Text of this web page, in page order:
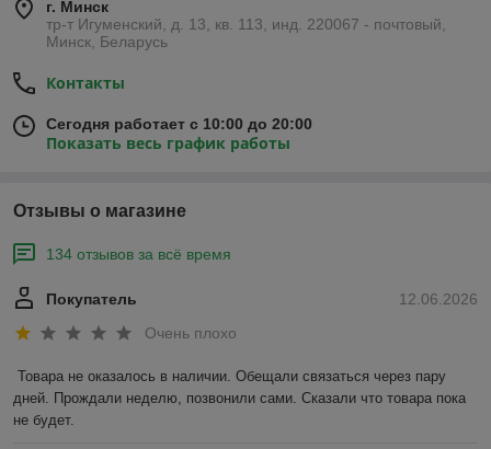
г. Минск
тр-т Игуменский, д. 13, кв. 113, инд. 220067 - почтовый,
Минск, Беларусь
Контакты
Сегодня работает с 10:00 до 20:00
Показать весь график работы
Отзывы о магазине
134 отзывов за всё время
12.06.2026
Покупатель
Очень плохо
Товара не оказалось в наличии. Обещали связаться через пару
дней. Прождали неделю, позвонили сами. Сказали что товара пока
не будет.